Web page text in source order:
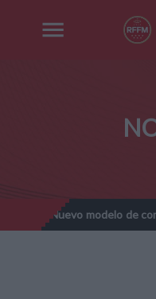
modelo de competición -